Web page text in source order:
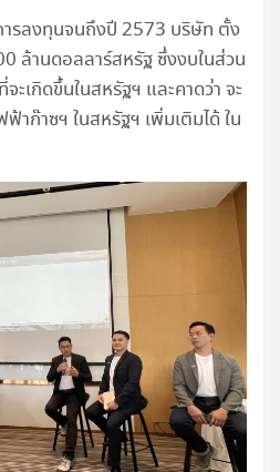
ารลงทุนจนถึงปี 2573 บริษัท ตั้ง
ล้านดอลลาร์สหรัฐ ซึ่งงบในส่วน
ะเกิดขึ้นในสหรัฐฯ และคาดว่า จะ
ฟ้าก๊าซฯ ในสหรัฐฯ เพิ่มเติมได้ ใน